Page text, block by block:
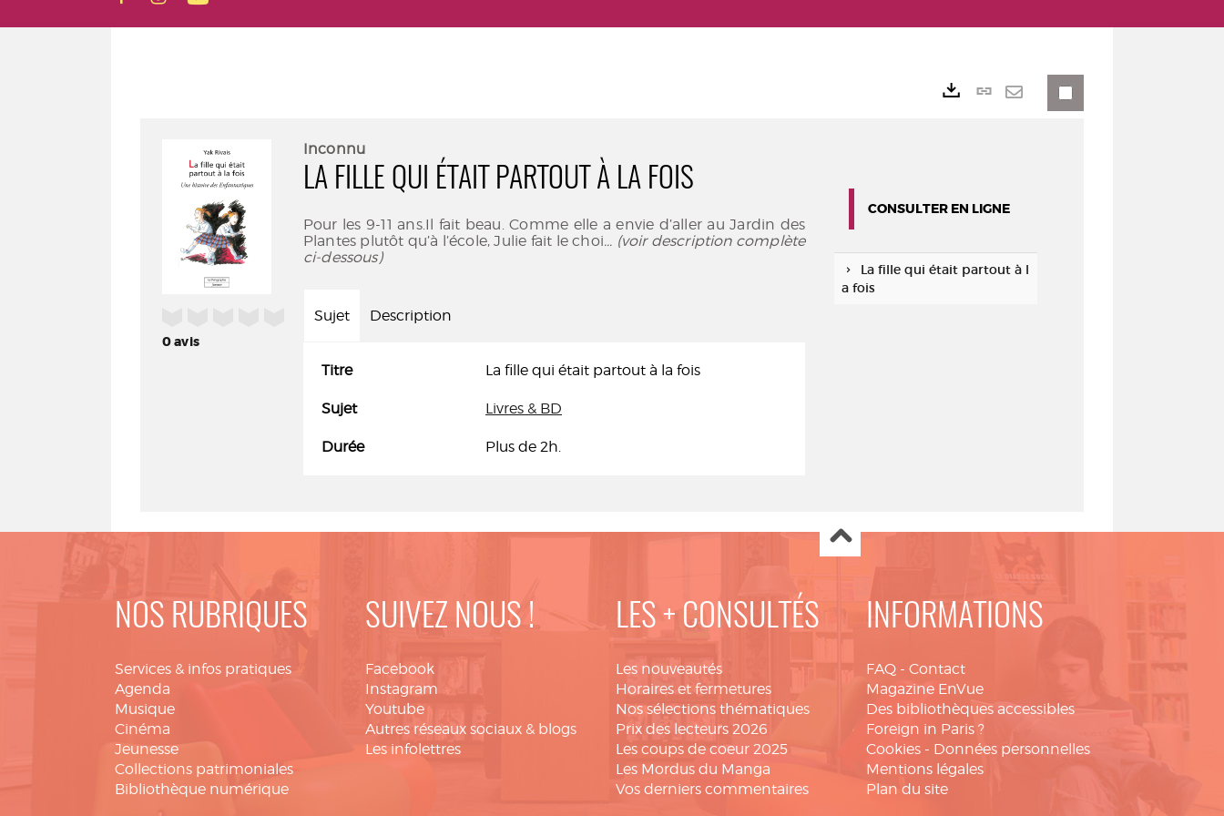
0avis
Inconnu
LA FILLE QUI ÉTAIT PARTOUT À LA FOIS
Pour les 9-11 ans.Il fait beau. Comme elle a envie d’aller au Jardin des
Plantes plutôt qu’à l’école, Julie fait le choi... (voir description complète
ci-dessous)
Sujet Description
Titre La fille qui était partout à la fois
Sujet Livres & BD
Durée Plus de 2h.
Lien
CONSULTER EN LIGNE
La fille qui était partout à l
a fois
NOS RUBRIQUES
Services & infos pratiques
Agenda
Musique
Cinéma
Jeunesse
Collections patrimoniales
Bibliothèque numérique
SUIVEZ NOUS !
Facebook
Instagram
Youtube
Autres réseaux sociaux & blogs
Les infolettres
LES + CONSULTÉS
Les nouveautés
Horaires et fermetures
Nos sélections thématiques
Prix des lecteurs 2026
Les coups de coeur 2025
Les Mordus du Manga
Vos derniers commentaires
INFORMATIONS
FAQ - Contact
Magazine EnVue
Des bibliothèques accessibles
Foreign in Paris ?
Cookies - Données personnelles
Mentions légales
Plan du site